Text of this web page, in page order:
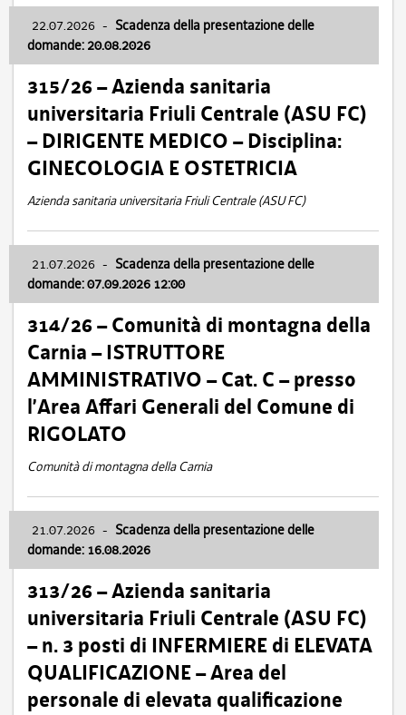
22.07.2026 - Scadenza della presentazione delle
domande: 20.08.2026
315/26 – Azienda sanitaria
universitaria Friuli Centrale (ASU FC)
– DIRIGENTE MEDICO – Disciplina:
GINECOLOGIA E OSTETRICIA
Azienda sanitaria universitaria Friuli Centrale (ASU FC)
21.07.2026 - Scadenza della presentazione delle
domande: 07.09.2026 12:00
314/26 – Comunità di montagna della
Carnia – ISTRUTTORE
AMMINISTRATIVO – Cat. C – presso
l’Area Affari Generali del Comune di
RIGOLATO
Comunità di montagna della Carnia
21.07.2026 - Scadenza della presentazione delle
domande: 16.08.2026
313/26 – Azienda sanitaria
universitaria Friuli Centrale (ASU FC)
– n. 3 posti di INFERMIERE di ELEVATA
QUALIFICAZIONE – Area del
personale di elevata qualificazione